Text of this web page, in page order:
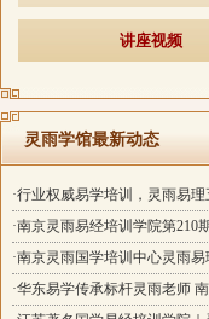
讲座视频
灵雨学馆最新动态
·行业权威易学培训，灵雨易理
·南京灵雨易经培训学院第210
·南京灵雨国学培训中心灵雨易
·华东易学传承标杆灵雨老师